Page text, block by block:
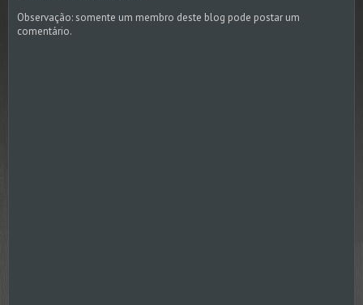
Observação: somente um membro deste blog pode postar um
comentário.